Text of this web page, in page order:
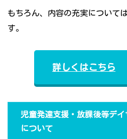
もちろん、内容の充実については
す。
詳しくはこちら
児童発達支援・放課後等デ
について